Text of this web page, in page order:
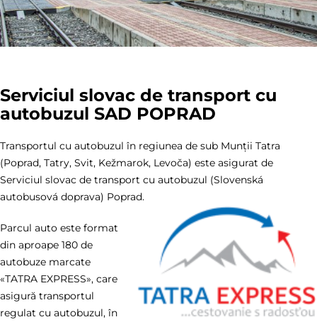
Serviciul slovac de transport cu
autobuzul SAD POPRAD
Transportul cu autobuzul în regiunea de sub Munții Tatra
(Poprad, Tatry, Svit, Kežmarok, Levoča) este asigurat de
Serviciul slovac de transport cu autobuzul (Slovenská
autobusová doprava) Poprad.
Parcul auto este format
din aproape 180 de
autobuze marcate
«TATRA EXPRESS», care
asigură transportul
regulat cu autobuzul, în